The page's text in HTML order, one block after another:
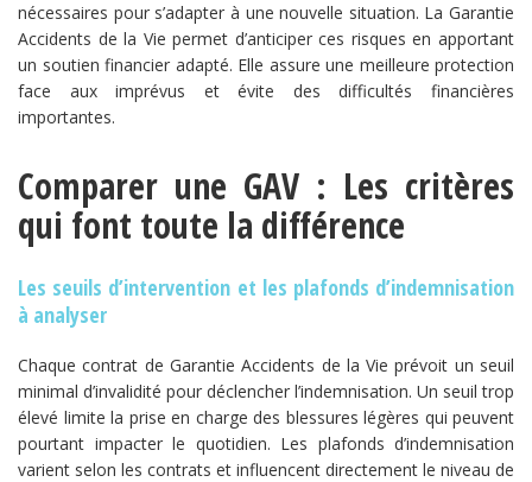
nécessaires pour s’adapter à une nouvelle situation. La Garantie
Accidents de la Vie permet d’anticiper ces risques en apportant
un soutien financier adapté. Elle assure une meilleure protection
face aux imprévus et évite des difficultés financières
importantes.
Comparer une GAV : Les critères
qui font toute la différence
Les seuils d’intervention et les plafonds d’indemnisation
à analyser
Chaque contrat de Garantie Accidents de la Vie prévoit un seuil
minimal d’invalidité pour déclencher l’indemnisation. Un seuil trop
élevé limite la prise en charge des blessures légères qui peuvent
pourtant impacter le quotidien. Les plafonds d’indemnisation
varient selon les contrats et influencent directement le niveau de